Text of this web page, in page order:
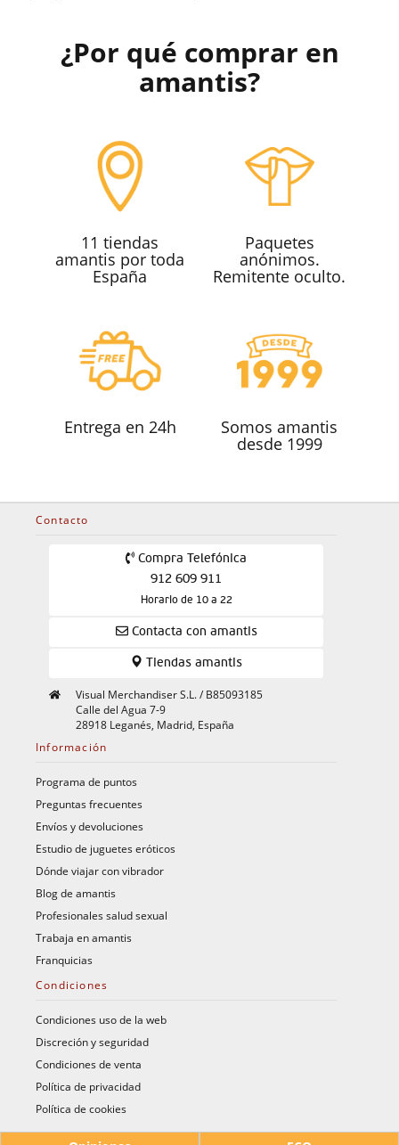
¿Por qué comprar en
amantis?
11 tiendas
amantis por toda
España
Paquetes
anónimos.
Remitente oculto.
Entrega en 24h Somos amantis
desde 1999
Contacto
Compra Telefónica
912 609 911
Horario de 10 a 22
Contacta con amantis
Tiendas amantis
Visual Merchandiser S.L. / B85093185
Calle del Agua 7-9
28918 Leganés, Madrid, España
Información
Programa de puntos
Preguntas frecuentes
Envíos y devoluciones
Estudio de juguetes eróticos
Dónde viajar con vibrador
Blog de amantis
Profesionales salud sexual
Trabaja en amantis
Franquicias
Condiciones
Condiciones uso de la web
Discreción y seguridad
Condiciones de venta
Política de privacidad
Política de cookies